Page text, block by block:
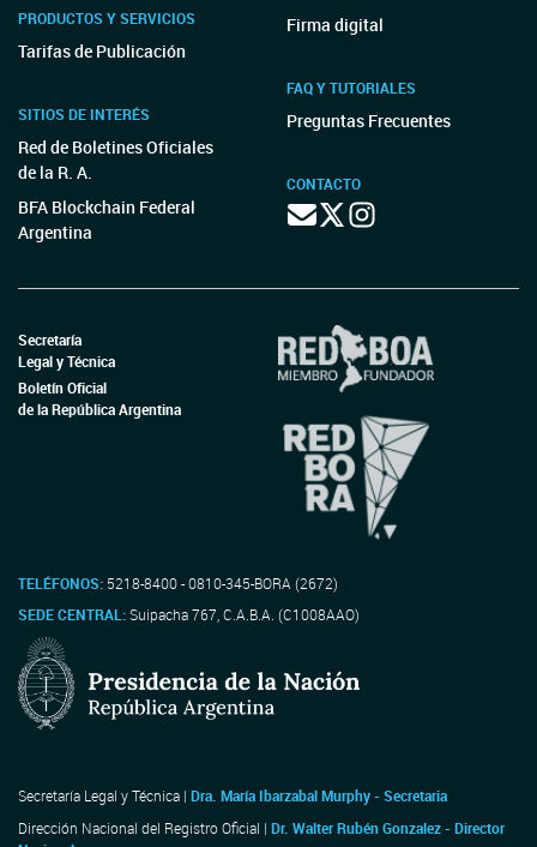
PRODUCTOS Y SERVICIOS
Tarifas de Publicación
SITIOS DE INTERÉS
Red de Boletines Oficiales
de la R. A.
BFA Blockchain Federal
Argentina
Firma digital
FAQ Y TUTORIALES
Preguntas Frecuentes
CONTACTO
Secretaría
Legal y Técnica
Boletín Oficial
de la República Argentina
TELÉFONOS: 5218-8400 - 0810-345-BORA (2672)
SEDE CENTRAL:Suipacha 767, C.A.B.A. (C1008AAO)
Secretaría Legal y Técnica | Dra. María Ibarzabal Murphy - Secretaria
Dirección Nacional del Registro Oficial | Dr. Walter Rubén Gonzalez - Director